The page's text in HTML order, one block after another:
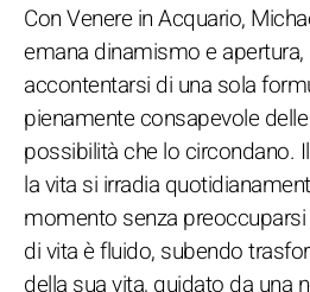
Con Venere in Acquario,
emana dinamismo e
accontentarsi di una sola
pienamente consapevole
possibilità che lo circondano.
la vita si irradia
momento senza
di vita è fluido, subendo
della sua vita, guidato da una